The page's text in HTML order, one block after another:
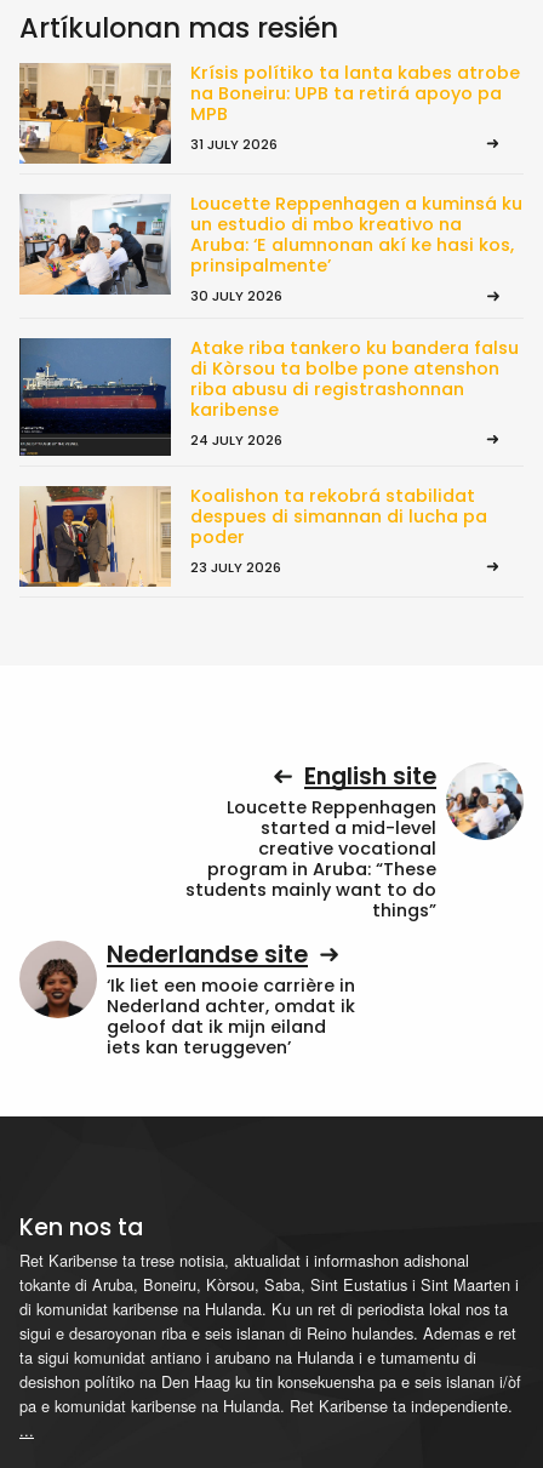
Artíkulonan mas resién
Krísis polítiko ta lanta kabes atrobe
na Boneiru: UPB ta retirá apoyo pa
MPB
31 JULY 2026
Loucette Reppenhagen a kuminsá ku
un estudio di mbo kreativo na
Aruba: ‘E alumnonan akí ke hasi kos,
prinsipalmente’
30 JULY 2026
Atake riba tankero ku bandera falsu
di Kòrsou ta bolbe pone atenshon
riba abusu di registrashonnan
karibense
24 JULY 2026
Koalishon ta rekobrá stabilidat
despues di simannan di lucha pa
poder
23 JULY 2026
English site
Loucette Reppenhagen
started a mid-level
creative vocational
program in Aruba: “These
students mainly want to do
things”
Nederlandse site
‘Ik liet een mooie carrière in
Nederland achter, omdat ik
geloof dat ik mijn eiland
iets kan teruggeven’
Ken nos ta
Ret Karibense ta trese notisia, aktualidat i informashon adishonal
tokante di Aruba, Boneiru, Kòrsou, Saba, Sint Eustatius i Sint Maarten i
di komunidat karibense na Hulanda. Ku un ret di periodista lokal nos ta
sigui e desaroyonan riba e seis islanan di Reino hulandes. Ademas e ret
ta sigui komunidat antiano i arubano na Hulanda i e tumamentu di
desishon polítiko na Den Haag ku tin konsekuensha pa e seis islanan i/òf
pa e komunidat karibense na Hulanda. Ret Karibense ta independiente.
...